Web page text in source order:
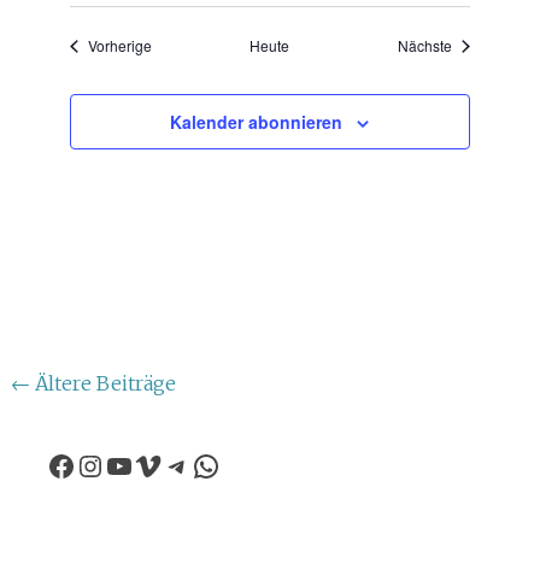
Vorherige VeranstaltungenHeute Nächste
Kalender abonnieren
Beitragsnavigation
← Ältere Beiträge
Facebook
Instagram
YouTube
Vimeo
Telegram
WhatsApp